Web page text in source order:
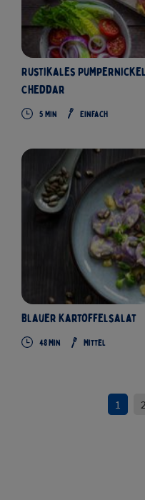
Rustikales
Cheddar
5 Min Einfach
Blauer Kartoffelsalat
48 Min Mittel
1 2